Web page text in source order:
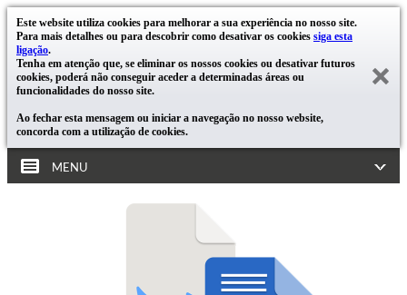
Este website utiliza cookies para melhorar a sua experiência no nosso site.
Para mais detalhes ou para descobrir como desativar os cookies siga esta
ligação.
Tenha em atenção que, se eliminar os nossos cookies ou desativar futuros
cookies, poderá não conseguir aceder a determinadas áreas ou
funcionalidades do nosso site.
Ao fechar esta mensagem ou iniciar a navegação no nosso website,
concorda com a utilização de cookies.
MENU